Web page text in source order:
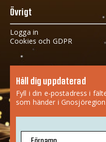
Övrigt
Logga in
Cookies och GDPR
Håll dig uppdaterad
Fyll i din e-postadress i
som händer i